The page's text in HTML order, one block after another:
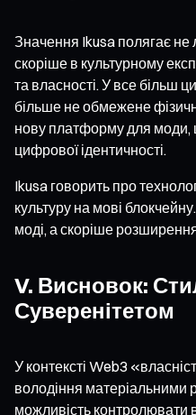
Значення Ikusa полягає не
скоріше в культурному
та власності. У все більш
більше не обмежене
нову платформу для моди,
цифрової ідентичності.
Ikusa говорить про
культуру на мові
моді, а скоріше
V. Висновок:
Суверенітетом
У контексті Web3
володіння матеріальними
можливість контролювати